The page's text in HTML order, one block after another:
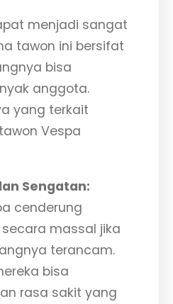
menjadi sangat
tawon ini bersifat
bisa
anggota.
yang terkait
Vespa
Sengatan:
cenderung
massal jika
terancam.
bisa
rasa sakit yang